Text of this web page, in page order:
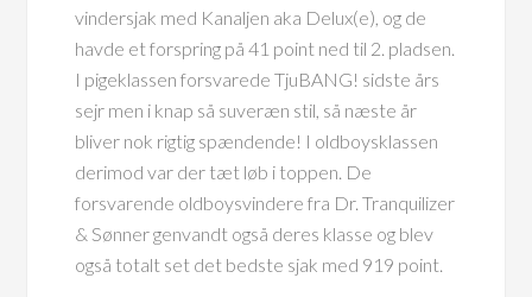
vindersjak med Kanaljen aka Delux(e), og de
havde et forspring på 41 point ned til 2. pladsen.
I pigeklassen forsvarede TjuBANG! sidste års
sejr men i knap så suveræn stil, så næste år
bliver nok rigtig spændende! I oldboysklassen
derimod var der tæt løb i toppen. De
forsvarende oldboysvindere fra Dr. Tranquilizer
& Sønner genvandt også deres klasse og blev
også totalt set det bedste sjak med 919 point.